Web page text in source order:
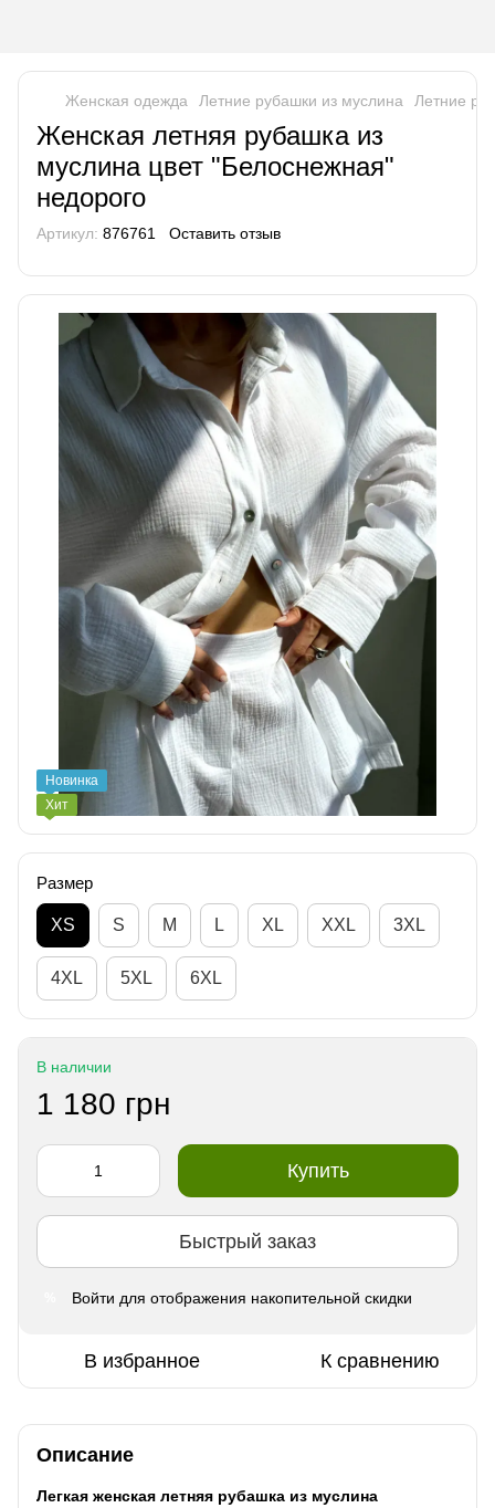
Женская одежда Летние рубашки из муслина Летние
Женская летняя рубашка из
муслина цвет "Белоснежная"
недорого
Артикул: 876761 Оставить отзыв
Новинка
Хит
Размер
XS S M L XL XXL 3XL
4XL 5XL 6XL
В наличии
1 180 грн
Купить
Быстрый заказ
Войти для отображения накопительной скидки
В избранное К сравнению
Описание
Легкая женская летняя рубашка из муслина